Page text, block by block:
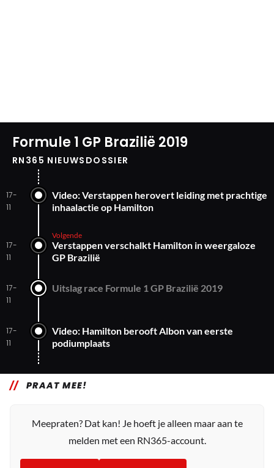
Formule 1 GP Brazilië 2019
RN365 NIEUWSDOSSIER
17-
11
Video: Verstappen herovert leiding met prachtige
inhaalactie op Hamilton
17-
11
Volgende
Verstappen verschalkt Hamilton in weergaloze
GP Brazilië
17-
11
Uitslag race Formule 1 GP Brazilië 2019
17-
11
Video: Hamilton berooft Albon van eerste
podiumplaats
PRAAT MEE!
Meepraten? Dat kan! Je hoeft je alleen maar aan te
melden met een RN365-account.